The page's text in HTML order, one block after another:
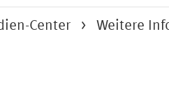
Center Weitere